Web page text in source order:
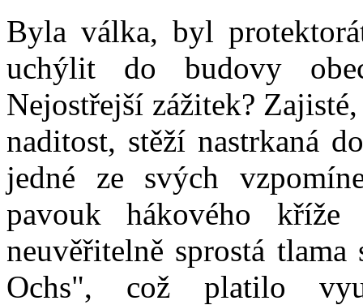
Byla válka, byl
uchýlit do budovy
Nejostřejší zážitek?
naditost, stěží nastrkaná
jedné ze svých
pavouk hákového
neuvěřitelně sprostá
Ochs", což platilo